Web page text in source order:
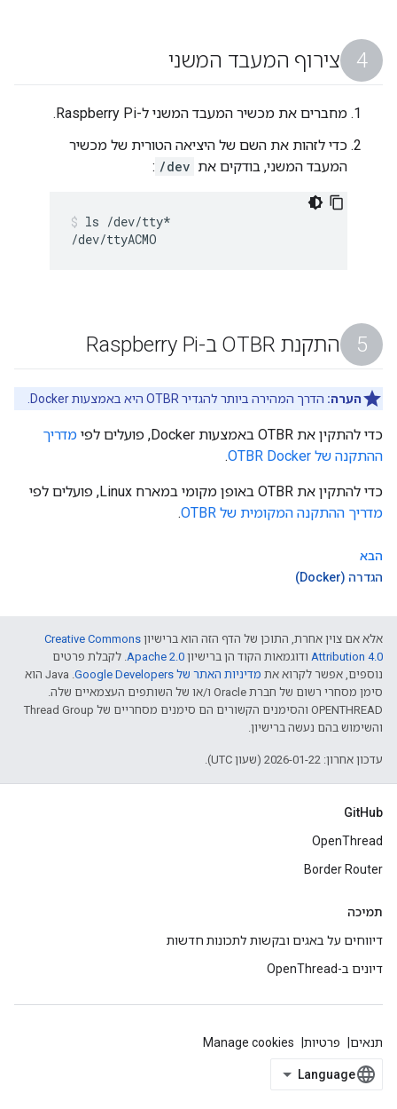
צירוף המעבד המשני
מחברים את מכשיר המעבד המשני ל-Raspberry Pi.
כדי לזהות את השם של היציאה הטורית של מכשיר
המעבד המשני, בודקים את /dev
:
ls /dev/tty*
התקנת OTBR ב-Raspberry Pi
הערה: הדרך המהירה ביותר להגדיר OTBR היא באמצעות Docker.
כדי להתקין את OTBR באמצעות Docker, פועלים לפי
מדריך
ההתקנה של OTBR Docker
.
כדי להתקין את OTBR באופן מקומי במארח Linux, פועלים לפי
מדריך ההתקנה המקומית של OTBR
.
הבא
הגדרה (Docker)
אלא אם צוין אחרת, התוכן של הדף הזה הוא ברישיון Creative Commons
Attribution 4.0‏ ודוגמאות הקוד הן ברישיון Apache 2.0‏. לקבלת פרטים
נוספים, אפשר לקרוא את מדיניות האתר של Google Developers‏
.‏ Java הוא
סימן מסחרי רשום של חברת Oracle ו/או של השותפים העצמאיים שלה.
‫OPENTHREAD והסימנים הקשורים הם סימנים מסחריים של Thread Group
והשימוש בהם נעשה ברישיון.
עדכון אחרון: 2026-01-22 (שעון UTC).
GitHub
OpenThread
Border Router
תמיכה
דיווחים על באגים ובקשות לתכונות חדשות
דיונים ב-OpenThread
תנאים פרטיות Manage cookies